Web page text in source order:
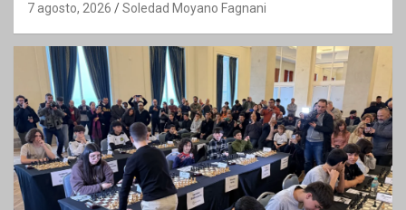
7 agosto, 2026 Soledad Moyano Fagnani